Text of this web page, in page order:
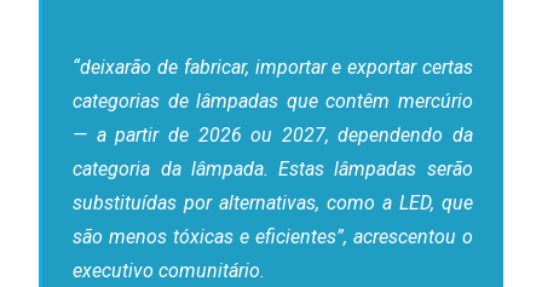
“deixarão de fabricar, importar e exportar certas
categorias de lâmpadas que contêm mercúrio
— a partir de 2026 ou 2027, dependendo da
categoria da lâmpada. Estas lâmpadas serão
substituídas por alternativas, como a LED, que
são menos tóxicas e eficientes”, acrescentou o
executivo comunitário.